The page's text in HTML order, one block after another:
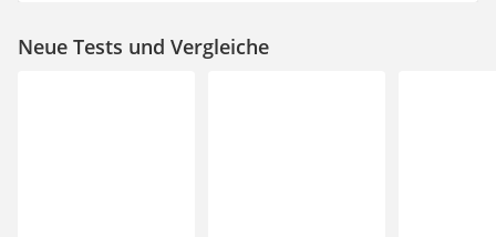
Neue Tests und Vergleiche